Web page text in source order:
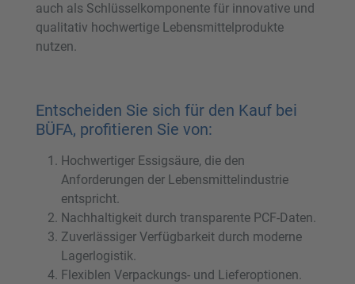
auch als Schlüsselkomponente für innovative und
qualitativ hochwertige Lebensmittelprodukte
nutzen.
Entscheiden Sie sich für den Kauf bei
BÜFA, profitieren Sie von:
Hochwertiger Essigsäure, die den
Anforderungen der Lebensmittelindustrie
entspricht.
Nachhaltigkeit durch transparente PCF-Daten.
Zuverlässiger Verfügbarkeit durch moderne
Lagerlogistik.
Flexiblen Verpackungs- und Lieferoptionen.